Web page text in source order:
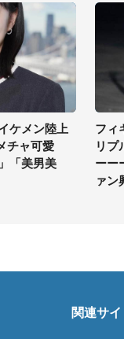
ケメン陸上
チャ可愛
「美男美
フィ
リプ
ーー
ァン
関連サイ